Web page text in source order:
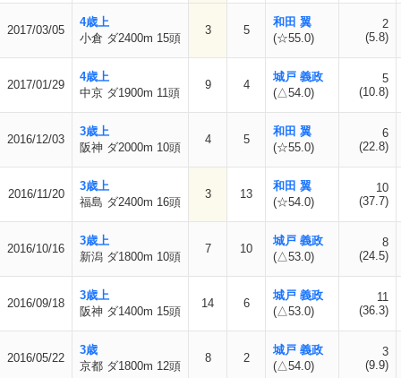
2017/03/05
4歳上
小倉 ダ2400m 15頭
3 5
和田 翼
(☆55.0)
2
(5.8)
2017/01/29
4歳上
中京 ダ1900m 11頭
9 4
城戸 義政
(△54.0)
5
(10.8)
2016/12/03
3歳上
阪神 ダ2000m 10頭
4 5
和田 翼
(☆55.0)
6
(22.8)
2016/11/20
3歳上
福島 ダ2400m 16頭
3 13
和田 翼
(☆54.0)
10
(37.7)
2016/10/16
3歳上
新潟 ダ1800m 10頭
7 10
城戸 義政
(△53.0)
8
(24.5)
2016/09/18
3歳上
阪神 ダ1400m 15頭
14 6
城戸 義政
(△53.0)
11
(36.3)
2016/05/22
3歳
京都 ダ1800m 12頭
8 2
城戸 義政
(△54.0)
3
(9.9)